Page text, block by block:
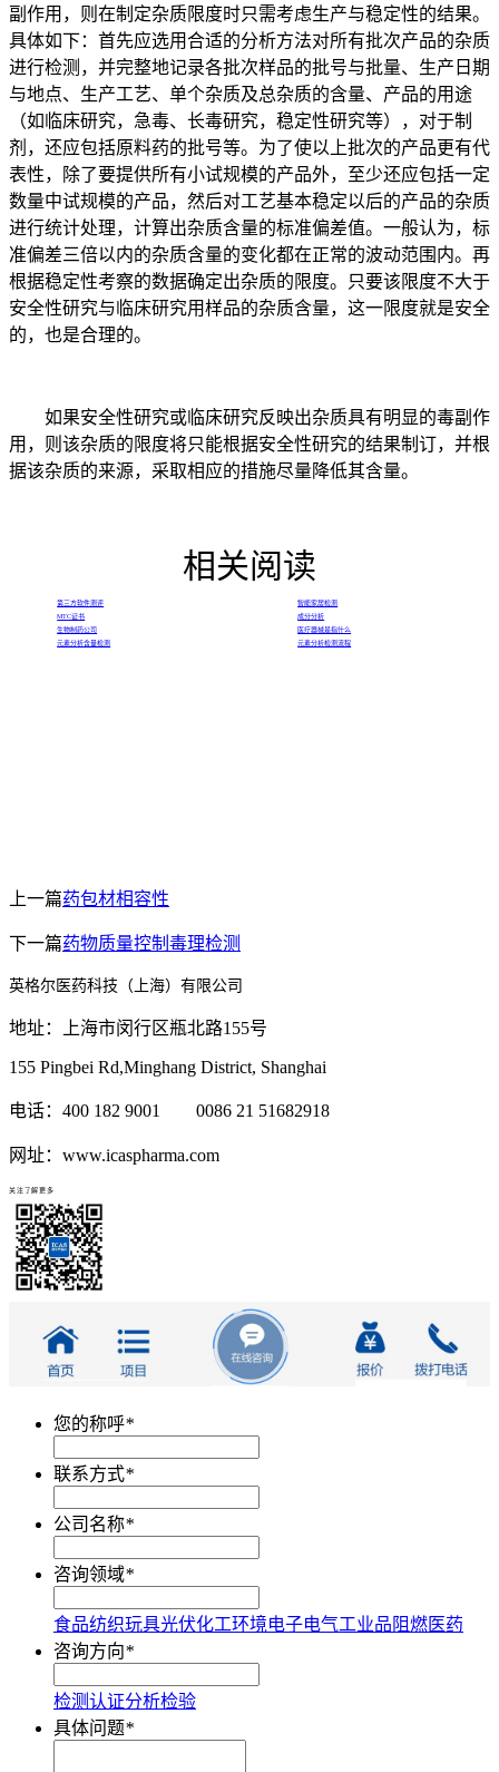
副作用，则在制定杂质限度时只需考虑生产与稳定性的结果。
具体如下：首先应选用合适的分析方法对所有批次产品的杂质
进行检测，并完整地记录各批次样品的批号与批量、生产日期
与地点、生产工艺、单个杂质及总杂质的含量、产品的用途
（如临床研究，急毒、长毒研究，稳定性研究等），对于制
剂，还应包括原料药的批号等。为了使以上批次的产品更有代
表性，除了要提供所有小试规模的产品外，至少还应包括一定
数量中试规模的产品，然后对工艺基本稳定以后的产品的杂质
进行统计处理，计算出杂质含量的标准偏差值。一般认为，标
准偏差三倍以内的杂质含量的变化都在正常的波动范围内。再
根据稳定性考察的数据确定出杂质的限度。只要该限度不大于
安全性研究与临床研究用样品的杂质含量，这一限度就是安全
的，也是合理的。
如果安全性研究或临床研究反映出杂质具有明显的毒副作
用，则该杂质的限度将只能根据安全性研究的结果制订，并根
据该杂质的来源，采取相应的措施尽量降低其含量。
相关阅读
第三方软件测评
智能家居检测
MTC证书
成分分析
生物制药公司
医疗器械是指什么
元素分析含量检测
元素分析检测流程
上一篇药包材相容性
下一篇药物质量控制毒理检测
英格尔医药科技（上海）有限公司
地址：上海市闵行区瓶北路155号
155 Pingbei Rd,Minghang District, Shanghai
电话：400 182 9001 0086 21 51682918
网址：www.icaspharma.com
关注了解更多
您的称呼*
联系方式*
公司名称*
咨询领域*
食品纺织玩具光伏化工环境电子电气工业品 阻燃医药
咨询方向*
检测认证分析检验
具体问题*